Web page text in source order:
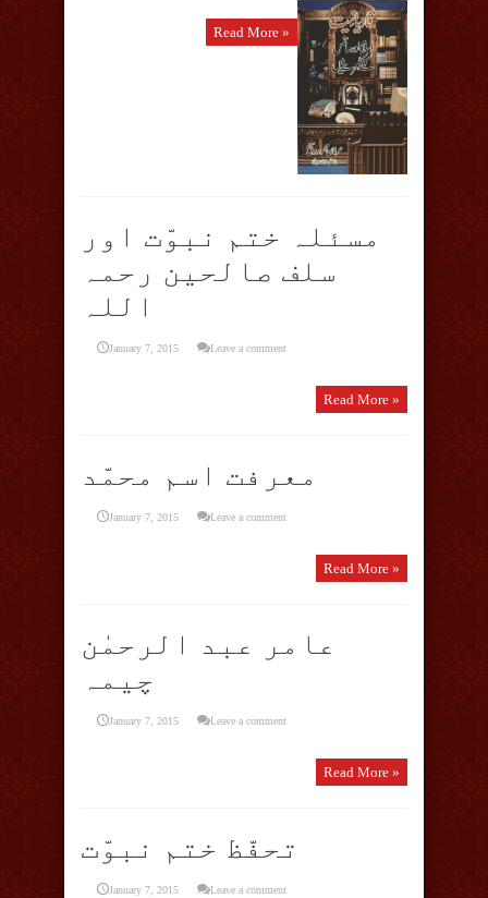
Read More »
مسئلہ ختم نبوّت اور
سلف صالحین رحمہ
اللہ
January 7, 2015 Leave a comment
Read More »
معرفت اسم محمّد
January 7, 2015 Leave a comment
Read More »
عامر عبد الرحمٰن
چیمہ
January 7, 2015 Leave a comment
Read More »
تحفّظ ختم نبوّت
January 7, 2015 Leave a comment